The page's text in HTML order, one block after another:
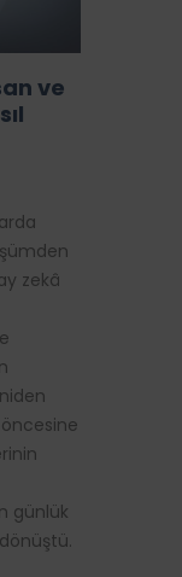
ve
zekâ
öncesine
günlük